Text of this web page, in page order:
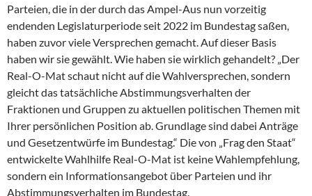
Parteien, die in der durch das Ampel-Aus nun vorzeitig
endenden Legislaturperiode seit 2022 im Bundestag saßen,
haben zuvor viele Versprechen gemacht. Auf dieser Basis
haben wir sie gewählt. Wie haben sie wirklich gehandelt? „Der
Real-O-Mat schaut nicht auf die Wahlversprechen, sondern
gleicht das tatsächliche Abstimmungsverhalten der
Fraktionen und Gruppen zu aktuellen politischen Themen mit
Ihrer persönlichen Position ab. Grundlage sind dabei Anträge
und Gesetzentwürfe im Bundestag.“ Die von „Frag den Staat“
entwickelte Wahlhilfe Real-O-Mat ist keine Wahlempfehlung,
sondern ein Informationsangebot über Parteien und ihr
Abstimmungsverhalten im Bundestag.